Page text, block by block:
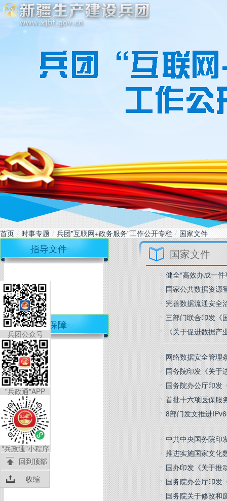
首页 / 时事专题 / 兵团"互联网+政务服务"工作公开专栏 / 国家文件
指导文件
工作保障
国家文件
健全“高效办成一
国家公共数据资源
完善数据流通安全
三部门联合印发《
《关于促进数据
网络数据安全管理
国务院印发《关于
国务院办公厅印
首批十六项医保服
8部门发文推进
中共中央国务院印
推进实施国家文化
国办印发《关于推
国务院办公厅印发
国务院关于修改和
兵团公众号
"兵政通"APP
"兵政通"小程序
回到顶部
收缩